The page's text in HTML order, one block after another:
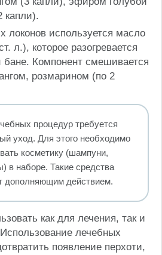
капли).
локонов используется масло
л.), которое разогревается
бане. Компонент смешивается
розмарином (по 2
процедур требуется
уход. Для этого необходимо
косметику (шампуни,
в наборе. Такие средства
дополняющим действием.
как для лечения, так и
лечебных
появление перхоти,